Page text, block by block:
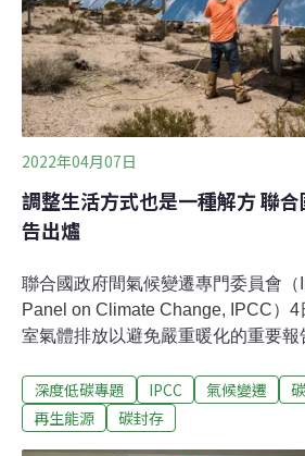
德等專家，提供建築節能減碳建言。
2022年04月07日
調整生活方式也是一種解方 聯
告出爐
聯合國政府間氣候變遷專門委員會（
Panel on Climate Change, IPCC）4
室氣體排放以避免嚴重暖化的重要報
各國間較有爭議的一份報告。有些科
商過程「極為折磨」，IPCC也因此
深度低碳專題 IPCC 氣候變遷
再生能源
碳封存